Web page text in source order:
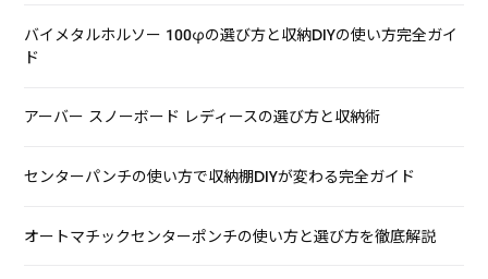
バイメタルホルソー 100φの選び方と収納DIYの使い方完全ガイ
ド
アーバー スノーボード レディースの選び方と収納術
センターパンチの使い方で収納棚DIYが変わる完全ガイド
オートマチックセンターポンチの使い方と選び方を徹底解説